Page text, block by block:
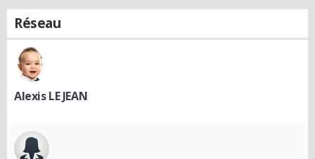
Réseau
Alexis LE JEAN